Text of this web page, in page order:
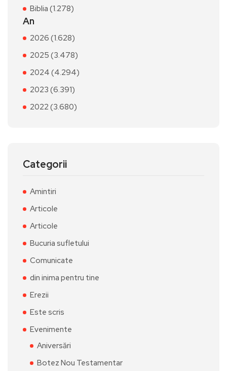
Biblia (1.278)
An
2026 (1.628)
2025 (3.478)
2024 (4.294)
2023 (6.391)
2022 (3.680)
Categorii
Amintiri
Articole
Articole
Bucuria sufletului
Comunicate
din inima pentru tine
Erezii
Este scris
Evenimente
Aniversări
Botez Nou Testamentar